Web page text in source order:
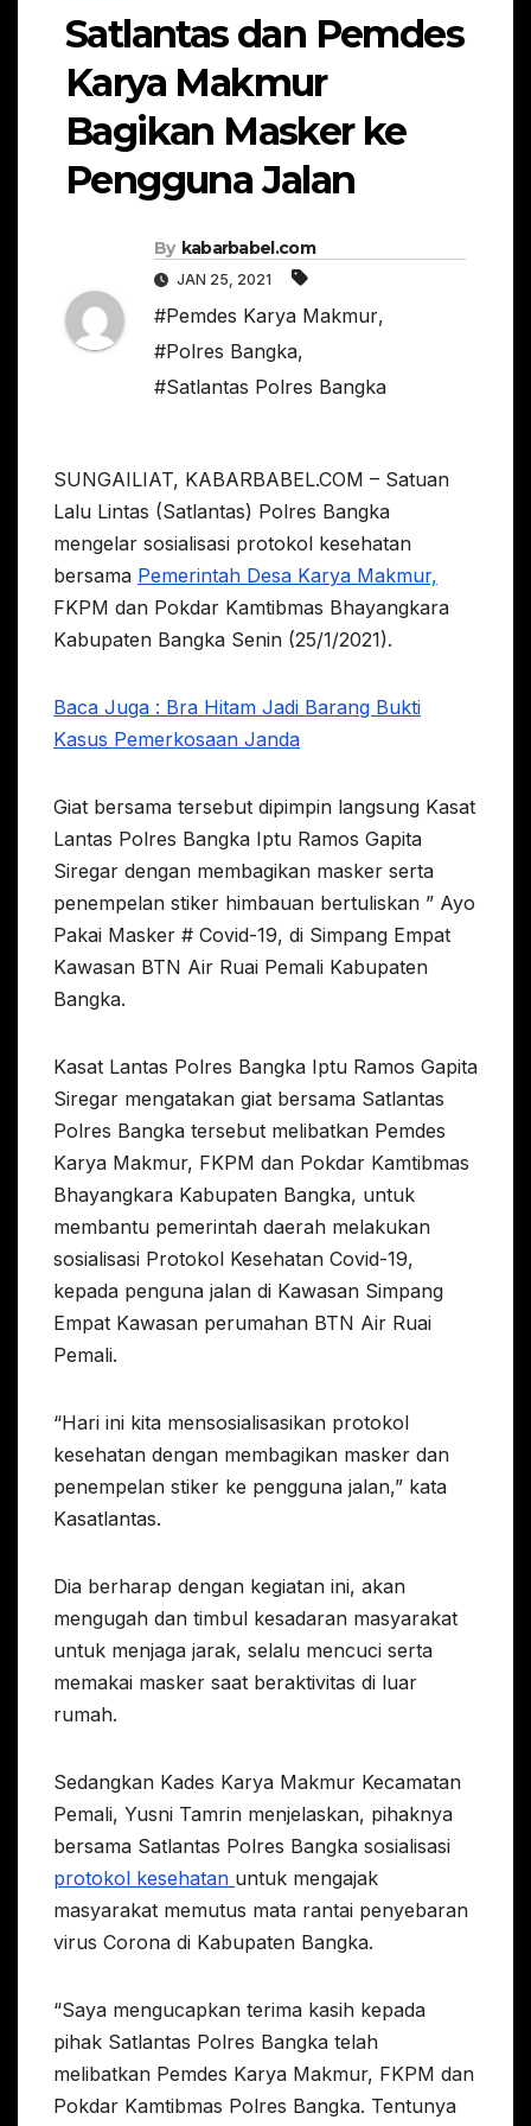
Satlantas dan Pemdes
Karya Makmur
Bagikan Masker ke
Pengguna Jalan
By kabarbabel.com
JAN 25, 2021
#Pemdes Karya Makmur,
#Polres Bangka,
#Satlantas Polres Bangka
SUNGAILIAT, KABARBABEL.COM – Satuan
Lalu Lintas (Satlantas) Polres Bangka
mengelar sosialisasi protokol kesehatan
bersama Pemerintah Desa Karya Makmur,
FKPM dan Pokdar Kamtibmas Bhayangkara
Kabupaten Bangka Senin (25/1/2021).
Baca Juga : Bra Hitam Jadi Barang Bukti
Kasus Pemerkosaan Janda
Giat bersama tersebut dipimpin langsung Kasat
Lantas Polres Bangka Iptu Ramos Gapita
Siregar dengan membagikan masker serta
penempelan stiker himbauan bertuliskan ” Ayo
Pakai Masker # Covid-19, di Simpang Empat
Kawasan BTN Air Ruai Pemali Kabupaten
Bangka.
Kasat Lantas Polres Bangka Iptu Ramos Gapita
Siregar mengatakan giat bersama Satlantas
Polres Bangka tersebut melibatkan Pemdes
Karya Makmur, FKPM dan Pokdar Kamtibmas
Bhayangkara Kabupaten Bangka, untuk
membantu pemerintah daerah melakukan
sosialisasi Protokol Kesehatan Covid-19,
kepada penguna jalan di Kawasan Simpang
Empat Kawasan perumahan BTN Air Ruai
Pemali.
“Hari ini kita mensosialisasikan protokol
kesehatan dengan membagikan masker dan
penempelan stiker ke pengguna jalan,” kata
Kasatlantas.
Dia berharap dengan kegiatan ini, akan
mengugah dan timbul kesadaran masyarakat
untuk menjaga jarak, selalu mencuci serta
memakai masker saat beraktivitas di luar
rumah.
Sedangkan Kades Karya Makmur Kecamatan
Pemali, Yusni Tamrin menjelaskan, pihaknya
bersama Satlantas Polres Bangka sosialisasi
protokol kesehatan untuk mengajak
masyarakat memutus mata rantai penyebaran
virus Corona di Kabupaten Bangka.
“Saya mengucapkan terima kasih kepada
pihak Satlantas Polres Bangka telah
melibatkan Pemdes Karya Makmur, FKPM dan
Pokdar Kamtibmas Polres Bangka. Tentunya